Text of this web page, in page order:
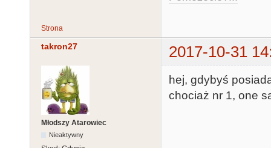
Strona
takron27 2017-10-31
Młodszy Atarowiec
Nieaktywny
hej, gdybyś
chociaż nr 1, one